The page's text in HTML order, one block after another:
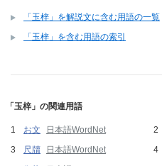
「玉梓」を解説文に含む用語の一覧
「玉梓」を含む用語の索引
「玉梓」の関連用語
お文 日本語WordNet
尺牘
日本語WordNet